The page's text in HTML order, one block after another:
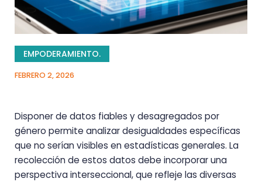
EMPODERAMIENTO.
FEBRERO 2, 2026
Disponer de datos fiables y desagregados por
género permite analizar desigualdades específicas
que no serían visibles en estadísticas generales. La
recolección de estos datos debe incorporar una
perspectiva interseccional, que refleje las diversas